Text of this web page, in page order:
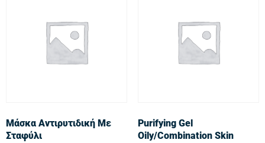
Μάσκα Αντιρυτιδική Με
Σταφύλι
Purifying Gel
Oily/Combination Skin